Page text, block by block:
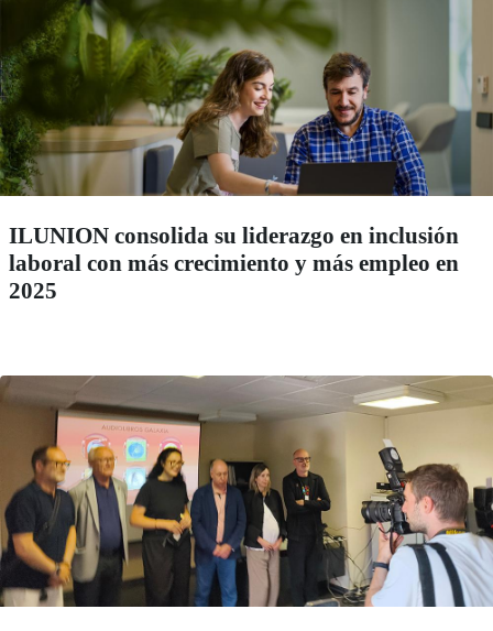
ILUNION consolida su liderazgo en inclusión
laboral con más crecimiento y más empleo en
2025